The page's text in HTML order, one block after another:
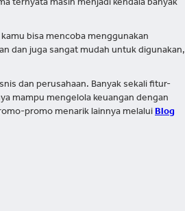
ternyata masih menjadi kendala banyak
bisa mencoba menggunakan
dan juga sangat mudah untuk digunakan,
dan perusahaan. Banyak sekali fitur-
mampu mengelola keuangan dengan
promo menarik lainnya melalui Blog